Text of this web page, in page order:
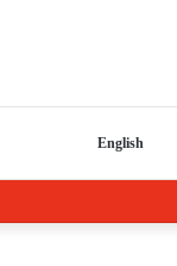
English